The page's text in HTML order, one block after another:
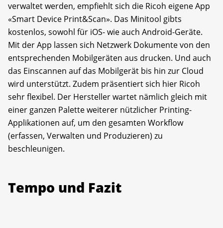
verwaltet werden, empfiehlt sich die Ricoh eigene App
«Smart Device Print&Scan». Das Minitool gibts
kostenlos, sowohl für iOS- wie auch Android-Geräte.
Mit der App lassen sich Netzwerk Dokumente von den
entsprechenden Mobilgeräten aus drucken. Und auch
das Einscannen auf das Mobilgerät bis hin zur Cloud
wird unterstützt. Zudem präsentiert sich hier Ricoh
sehr flexibel. Der Hersteller wartet nämlich gleich mit
einer ganzen Palette weiterer nützlicher Printing-
Applikationen auf, um den gesamten Workflow
(erfassen, Verwalten und Produzieren) zu
beschleunigen.
Tempo und Fazit